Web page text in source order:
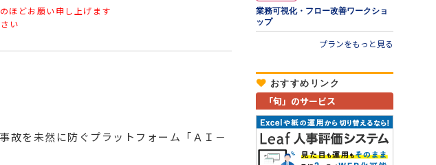
ほどお願い申し上げます
い
故を未然に防ぐプラットフォーム「ＡＩ－
業務可視化・フロー改善ワークショ
ップ
プランをもっと見る
おすすめリンク
「旬」のサービス